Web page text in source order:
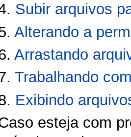
Subir arquivos
Alterando a
Arrastando
Trabalhando
Exibindo
esteja com